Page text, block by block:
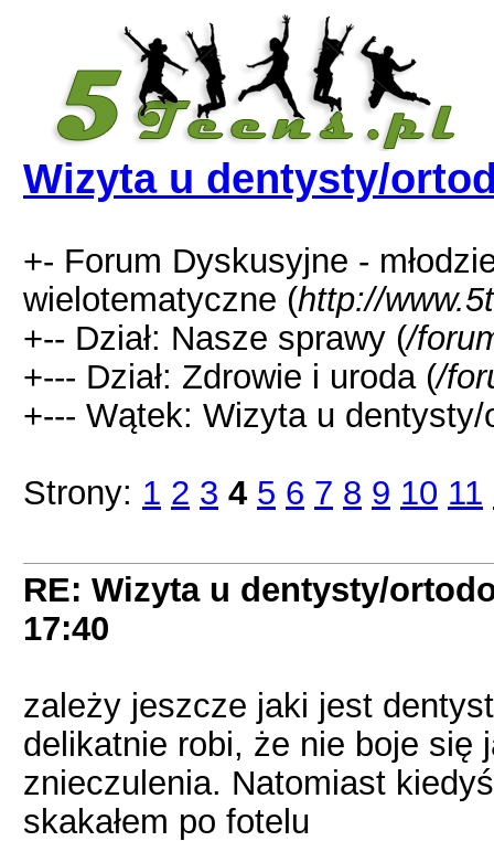
Wizyta u dentysty/
+- Forum Dyskusyjne -
wielotematyczne (http://
+-- Dział: Nasze sprawy (/
+--- Dział: Zdrowie i uroda (/
+--- Wątek: Wizyta u dentysty/
Strony: 1 2 3 4 5 6 7 8 9 10 11
RE: Wizyta u dentysty/
17:40
zależy jeszcze jaki jest
delikatnie robi, że nie boje się
znieczulenia. Natomiast
skakałem po fotelu